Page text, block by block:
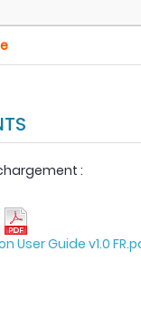
:
User Guide v1.0